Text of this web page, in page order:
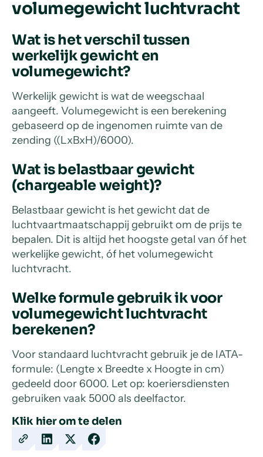
Klik hier om te delen
CopyShareShareShare
volumegewicht luchtvracht
Wat is het verschil tussen
werkelijk gewicht en
volumegewicht?
Werkelijk gewicht is wat de weegschaal
aangeeft. Volumegewicht is een berekening
gebaseerd op de ingenomen ruimte van de
zending ((LxBxH)/6000).
Wat is belastbaar gewicht
(chargeable weight)?
Belastbaar gewicht is het gewicht dat de
luchtvaartmaatschappij gebruikt om de prijs te
bepalen. Dit is altijd het hoogste getal van óf het
werkelijke gewicht, óf het volumegewicht
luchtvracht.
Welke formule gebruik ik voor
volumegewicht luchtvracht
berekenen?
Voor standaard luchtvracht gebruik je de IATA-
formule: (Lengte x Breedte x Hoogte in cm)
gedeeld door 6000. Let op: koeriersdiensten
gebruiken vaak 5000 als deelfactor.